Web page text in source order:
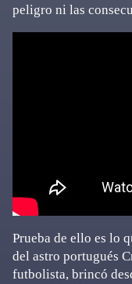
peligro ni las
Prueba de ello es lo
del astro portugués
futbolista, brincó